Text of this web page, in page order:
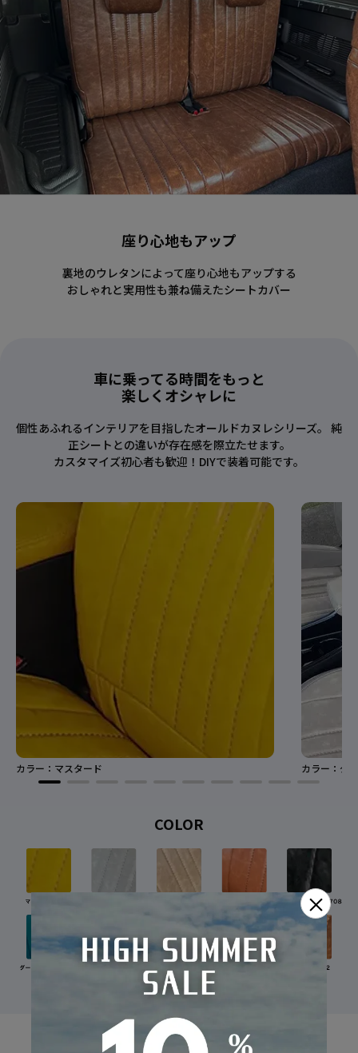
座り心地もアップ
裏地のウレタンによって座り心地もアップする
おしゃれと実用性も兼ね備えたシートカバー
車に乗ってる時間をもっと
楽しくオシャレに
個性あふれるインテリアを目指したオールドカヌレシリーズ。 純
正シートとの違いが存在感を際立たせます。
カスタマイズ初心者も歓迎！DIYで装着可能です。
カラー：マスタード カラー：グ
COLOR
×